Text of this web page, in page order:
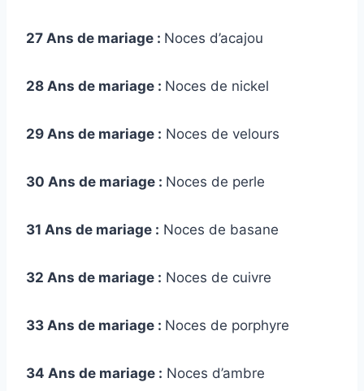
27 Ans de mariage : Noces d’acajou
28 Ans de mariage : Noces de nickel
29 Ans de mariage : Noces de velours
30 Ans de mariage : Noces de perle
31 Ans de mariage : Noces de basane
32 Ans de mariage : Noces de cuivre
33 Ans de mariage : Noces de porphyre
34 Ans de mariage : Noces d’ambre